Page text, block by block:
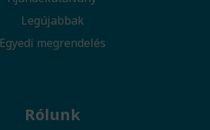
Legújabbak
Egyedi megrendelés
Rólunk